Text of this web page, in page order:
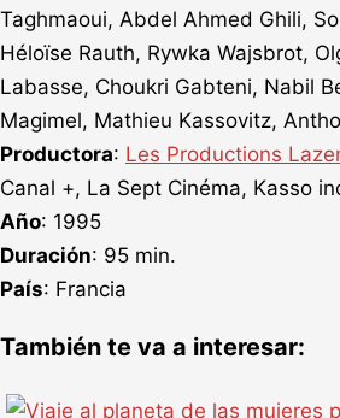
Taghmaoui, Abdel Ahmed Ghili,
Héloïse Rauth, Rywka Wajsbrot,
Labasse, Choukri Gabteni, Nabil
Magimel, Mathieu Kassovitz,
Productora: Les Productions
Canal +, La Sept Cinéma, Kasso
Año: 1995
Duración: 95 min.
País: Francia
También te va a interesar: